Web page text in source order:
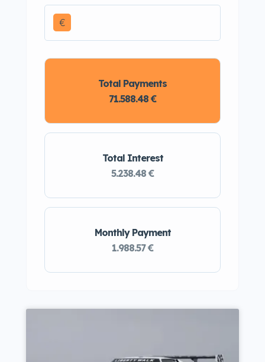
€
Monthly Payment
1.988.57 €
Total Interest
5.238.48 €
Total Payments
71.588.48 €